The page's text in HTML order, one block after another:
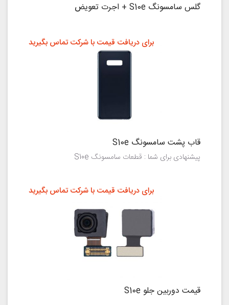
گلس سامسونگ S10e + اجرت تعویض
قاب پشت سامسونگ S10e
پیشنهادی برای شما : قطعات سامسونگ S10e
برای دریافت قیمت با شرکت تماس بگیرید
قیمت دوربین جلو S10e
برای دریافت قیمت با شرکت تماس بگیرید